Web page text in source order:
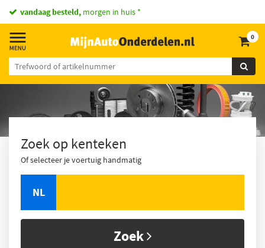
vandaag besteld, morgen in huis *
0
Zoek op kenteken
Of selecteer je voertuig handmatig
NL
Zoek